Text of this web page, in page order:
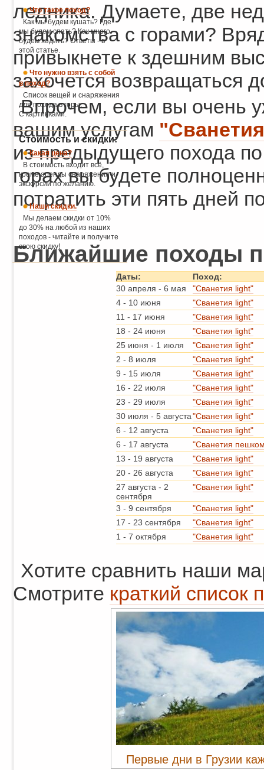
ледника. Думаете, две
знакомства с горами?
привыкнете к здешним
захочется возвращаться
Впрочем, если вы очень
вашим услугам
из предыдущего похода
горах вы будете
потратить эти пять дней
Ближайшие походы
Даты:
Поход:
30 апреля - 6 мая
"Сванетия light"
4 - 10 июня
"Сванетия light"
11 - 17 июня
"Сванетия light"
18 - 24 июня
"Сванетия light"
25 июня - 1 июля
"Сванетия light"
2 - 8 июля
"Сванетия light"
9 - 15 июля
"Сванетия light"
16 - 22 июля
"Сванетия light"
23 - 29 июля
"Сванетия light"
30 июля - 5 августа"Сванетия light"
6 - 12 августа
"Сванетия light"
6 - 17 августа
"Сванетия
13 - 19 августа
"Сванетия light"
20 - 26 августа
"Сванетия light"
27 августа - 2
сентября
"Сванетия light"
3 - 9 сентября
"Сванетия light"
17 - 23 сентября
"Сванетия light"
1 - 7 октября "Сванетия light"
Хотите сравнить наши
Смотрите краткий список
Первые дни в Грузии
Что такое поход?
Как мы будем кушать? Где
мы будем спать? Как много
будем ходить? Ответы - в
этой статье.
Что нужно взять с собой
в поход?
Список вещей и снаряжения
для похода в горы.
С картинками.
Стоимость и скидки:
Какая цена?
В стоимость входит всё,
кроме аренды снаряжения и
экскурсий по желанию.
Наши скидки.
Мы делаем скидки от 10%
до 30% на любой из наших
походов - читайте и получите
свою скидку!